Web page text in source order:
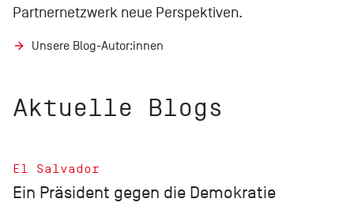
Partnernetzwerk neue Perspektiven.
Unsere Blog-Autor:innen
Aktuelle Blogs
El Salvador
Ein Präsident gegen die Demokratie